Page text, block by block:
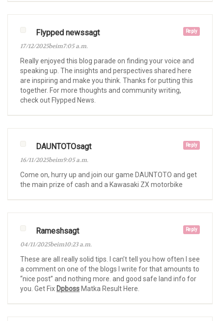
Reply
Flypped newssagt
17/12/2025beim7:05 a.m.
Really enjoyed this blog parade on finding your voice and
speaking up. The insights and perspectives shared here
are inspiring and make you think. Thanks for putting this
together. For more thoughts and community writing,
check out Flypped News.
Reply
DAUNTOTOsagt
16/11/2025beim9:05 a.m.
Come on, hurry up and join our game DAUNTOTO and get
the main prize of cash and a Kawasaki ZX motorbike
Reply
Rameshsagt
04/11/2025beim10:23 a.m.
These are all really solid tips. I can’t tell you how often I see
a comment on one of the blogs I write for that amounts to
“nice post” and nothing more. and good safe land info for
you. Get Fix Dpboss Matka Result Here.